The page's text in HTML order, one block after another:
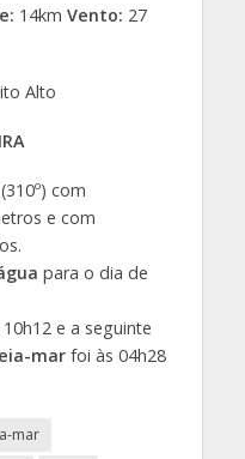
14km Vento: 27
Alto
com
e com
para o dia de
e a seguinte
marfoi às 04h28
mar